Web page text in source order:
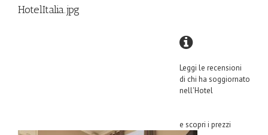
HotelItalia.jpg
Leggi le recensioni
di chi ha soggiornato
nell'Hotel
e scopri i prezzi